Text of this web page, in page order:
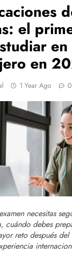
el
en
en
1 Year Ago 0
necesitas
cuándo debes
reto después